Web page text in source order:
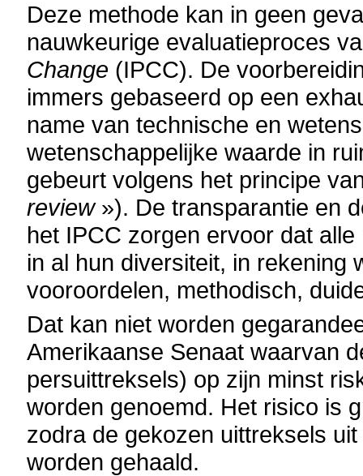
Deze methode kan in geen
nauwkeurige evaluatieproces
Change (IPCC). De
immers gebaseerd op een
name van technische en
wetenschappelijke waarde in
gebeurt volgens het principe
review»). De transparantie en
het IPCC zorgen ervoor dat
in al hun diversiteit, in rekening
vooroordelen, methodisch,
Dat kan niet worden
Amerikaanse Senaat waarvan
persuittreksels) op zijn minst
worden genoemd. Het risico is
zodra de gekozen uittreksels
worden gehaald.